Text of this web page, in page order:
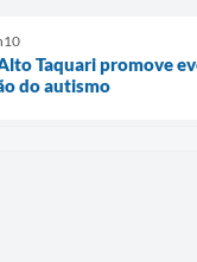
Taquari promove
do autismo